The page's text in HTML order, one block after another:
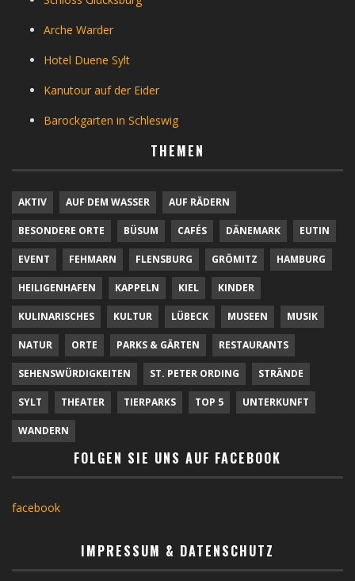
Arche Warder
Hotel Duene Sylt
Kanutour auf der Eider
Barockgarten in Schleswig
THEMEN
AKTIV AUF DEM WASSER AUF RÄDERN
BESONDERE ORTE BÜSUM CAFÉS DÄNEMARK EUTIN
EVENT FEHMARN FLENSBURG GRÖMITZ HAMBURG
HEILIGENHAFEN KAPPELN KIEL KINDER
KULINARISCHES KULTUR LÜBECK MUSEEN MUSIK
NATUR ORTE PARKS & GÄRTEN RESTAURANTS
SEHENSWÜRDIGKEITEN ST. PETER ORDING STRÄNDE
SYLT THEATER TIERPARKS TOP 5 UNTERKUNFT
WANDERN
FOLGEN SIE UNS AUF FACEBOOK
facebook
IMPRESSUM & DATENSCHUTZ